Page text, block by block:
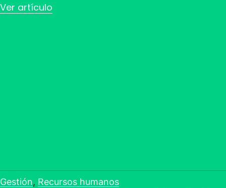
Ver artículo
Gestión, Recursos humanos